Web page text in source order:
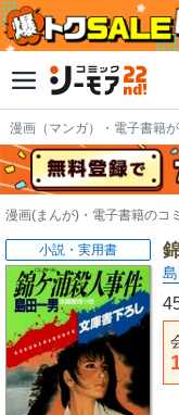
漫画（マンガ）・電子書籍
漫画(まんが)・電子書籍のコ
小説・実用書